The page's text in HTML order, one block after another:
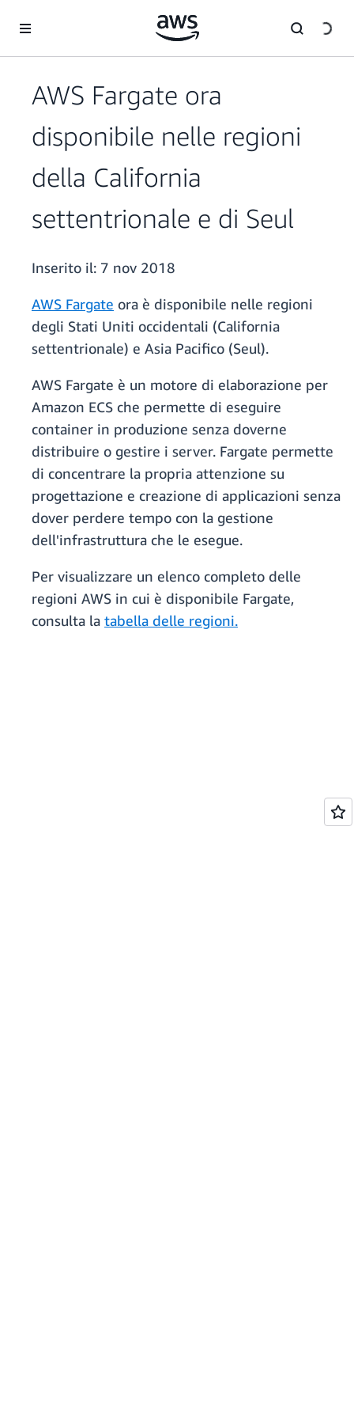
AWS Fargate ora
disponibile nelle regioni
della California
settentrionale e di Seul
Inserito il: 7 nov 2018
AWS Fargate ora è disponibile nelle regioni
degli Stati Uniti occidentali (California
settentrionale) e Asia Pacifico (Seul).
AWS Fargate è un motore di elaborazione per
Amazon ECS che permette di eseguire
container in produzione senza doverne
distribuire o gestire i server. Fargate permette
di concentrare la propria attenzione su
progettazione e creazione di applicazioni senza
dover perdere tempo con la gestione
dell'infrastruttura che le esegue.
Per visualizzare un elenco completo delle
regioni AWS in cui è disponibile Fargate,
consulta la tabella delle regioni.